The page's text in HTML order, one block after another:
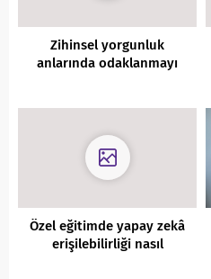
Zihinsel yorgunluk
anlarında odaklanmayı
Özel eğitimde yapay zekâ
erişilebilirliği nasıl